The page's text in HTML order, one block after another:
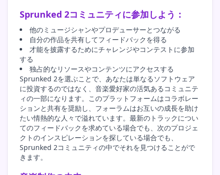
Sprunked 2コミュニティに参加しよう：
他のミュージシャンやプロデューサーとつながる
自分の作品を共有してフィードバックを得る
才能を披露するためにチャレンジやコンテストに参加
する
独占的なリソースやコンテンツにアクセスする
Sprunked 2を選ぶことで、あなたは単なるソフトウェア
に投資するのではなく、音楽愛好家の活気あるコミュニテ
ィの一部になります。このプラットフォームはコラボレー
ションと共有を奨励し、フォーラムはお互いの成長を助け
たい情熱的な人々で溢れています。最新のトラックについ
てのフィードバックを求めている場合でも、次のプロジェ
クトのインスピレーションを探している場合でも、
Sprunked 2コミュニティの中でそれを見つけることがで
きます。